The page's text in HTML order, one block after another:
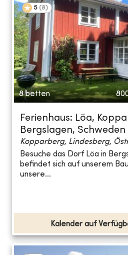
5 (8)
8 betten
Ferienhaus: Löa,
Bergslagen, Schweden
Kopparberg, Lindesberg,
Besuche das Dorf Löa in
befindet sich auf unserem
unsere...
Kalender auf